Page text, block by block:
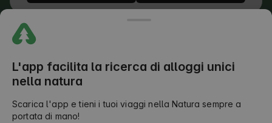
Informativa sui cookie
Politica di invio delle recensioni
L'app facilita la ricerca di alloggi unici
nella natura
Scarica l'app e tieni i tuoi viaggi nella Natura sempre a
portata di mano!